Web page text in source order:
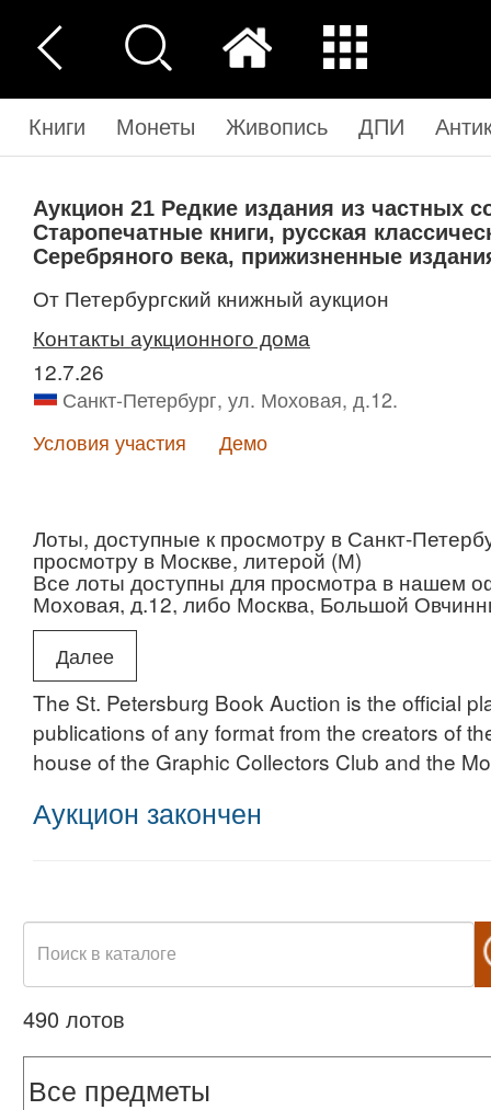
Книги Монеты Живопись ДПИ
Аукцион 21 Редкие издания из частных
Старопечатные книги, русская
Серебряного века, прижизненные
от Петербургский книжный аукцион
Контакты аукционного дома
12.7.26
Санкт-Петербург, ул. Моховая, д.12.
Условия участия
Демо
Лоты, доступные к просмотру в Санкт-
просмотру в Москве, литерой (М)
Все лоты доступны для просмотра в нашем
Моховая, д.12, либо Москва, Большой
Пожалуйста, уточняйте местоположение
Дополнительные фотографии и информация
ОБРАТИТЕ ВНИМАНИЕ: ПОСЛЕ
ОТНОСИТЕЛЬНО СОХРАННОСТИ ЛОТОВ
Далее
The St. Petersburg Book Auction is the official
publications of any format from the creators of
house of the Graphic Collectors Club and the
Аукцион закончен
490 лотов